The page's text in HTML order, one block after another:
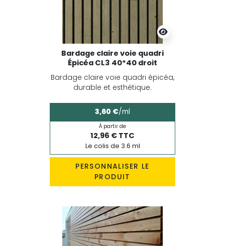
Bardage claire voie quadri
Épicéa CL3 40*40 droit
Bardage claire voie quadri épicéa,
durable et esthétique.
3,60 €/ml
À partir de
12,96 € TTC
Le colis de 3.6 ml
PERSONNALISER LE
PRODUIT